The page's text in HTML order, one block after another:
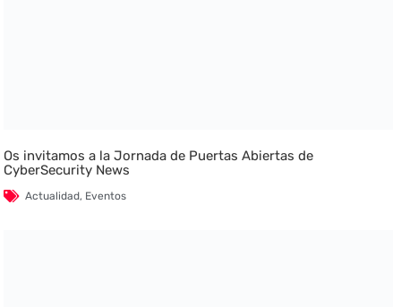
Os invitamos a la Jornada de Puertas Abiertas de
CyberSecurity News
Actualidad, Eventos